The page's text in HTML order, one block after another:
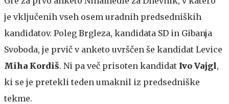
je vključenih vseh osem uradnih predsedniških
kandidatov. Poleg Brgleza, kandidata SD in Gibanja
Svoboda, je prvič v anketo uvrščen še kandidat Levice
Miha Kordiš. Ni pa več prisoten kandidat Ivo Vajgl,
ki se je pretekli teden umaknil iz predsedniške
tekme.